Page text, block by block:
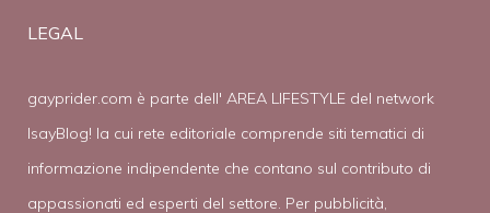
LEGAL
gayprider.com è parte dell' AREA LIFESTYLE del network
IsayBlog! la cui rete editoriale comprende siti tematici di
informazione indipendente che contano sul contributo di
appassionati ed esperti del settore. Per pubblicità,